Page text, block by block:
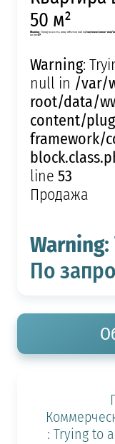
50 м²
Warning: Trying to access array offset on null in/var/www/www-root/
on line49
Warning:
null in /var/
root/data/
content/
framework/
line53
Продажа
Warning
По
: Trying to